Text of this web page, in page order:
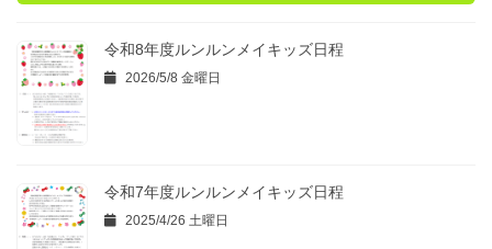
令和8年度ルンルンメイキッズ日程
2026/5/8 金曜日
令和7年度ルンルンメイキッズ日程
2025/4/26 土曜日